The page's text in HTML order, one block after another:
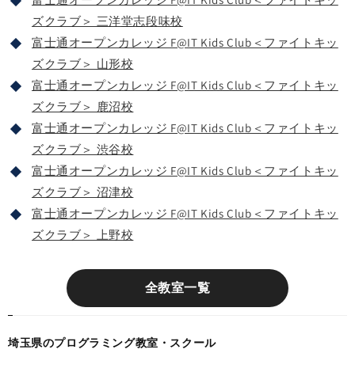
ズクラブ＞ 三洋堂志段味校
富士通オープンカレッジ F@IT Kids Club＜ファイトキッ
ズクラブ＞ 山形校
富士通オープンカレッジ F@IT Kids Club＜ファイトキッ
ズクラブ＞ 鹿沼校
富士通オープンカレッジ F@IT Kids Club＜ファイトキッ
ズクラブ＞ 渋谷校
富士通オープンカレッジ F@IT Kids Club＜ファイトキッ
ズクラブ＞ 沼津校
富士通オープンカレッジ F@IT Kids Club＜ファイトキッ
ズクラブ＞ 上野校
全教室一覧
埼玉県のプログラミング教室・スクール